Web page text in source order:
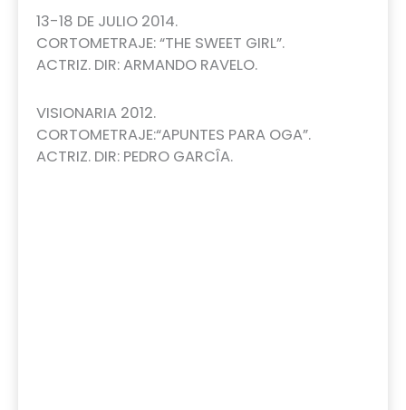
13-18 DE JULIO 2014.
CORTOMETRAJE: “THE SWEET GIRL”.
ACTRIZ. DIR: ARMANDO RAVELO.
VISIONARIA 2012.
CORTOMETRAJE:“APUNTES PARA OGA”.
ACTRIZ. DIR: PEDRO GARCÎA.